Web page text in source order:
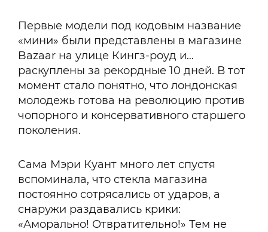
Первые модели под кодовым название
«мини» были представлены в магазине
Bazaar на улице Кингз-роуд и…
раскуплены за рекордные 10 дней. В тот
момент стало понятно, что лондонская
молодежь готова на революцию против
чопорного и консервативного старшего
поколения.
Сама Мэри Куант много лет спустя
вспоминала, что стекла магазина
постоянно сотрясались от ударов, а
снаружи раздавались крики:
«Аморально! Отвратительно!» Тем не